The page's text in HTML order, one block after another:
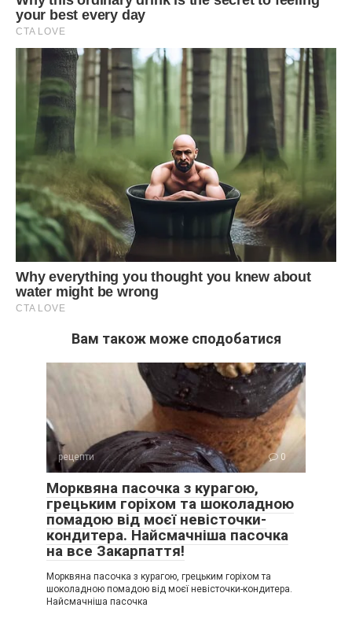
Вам також може сподобатися
рецепти 0
Морквяна пасочка з курагою,
грецьким горіхом та шоколадною
помадою від моєї невісточки-
кондитера. Найсмачніша пасочка
на все Закарпаття!
Морквяна пасочка з курагою, грецьким горіхом та
шоколадною помадою від моєї невісточки-кондитера.
Найсмачніша пасочка